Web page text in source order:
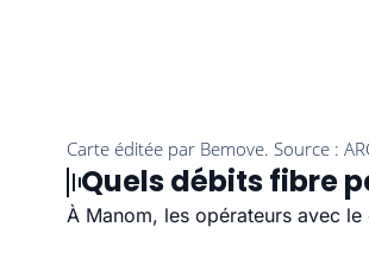
Quels débits fibre
À Manom, les opérateurs avec